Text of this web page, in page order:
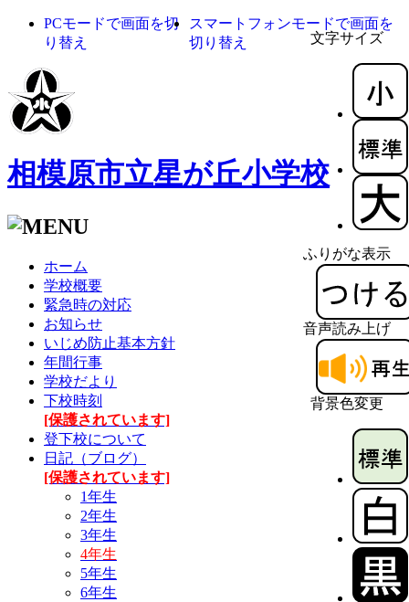
文字サイズ
ふりがな表示
音声読み上げ
背景色変更
PCモードで画面を切
り替え
スマートフォンモードで画面を
切り替え
相模原市立星が丘小学校
ホーム
学校概要
緊急時の対応
お知らせ
いじめ防止基本方針
年間行事
学校だより
下校時刻
[保護されています]
登下校について
日記（ブログ）
[保護されています]
1年生
2年生
3年生
4年生
5年生
6年生